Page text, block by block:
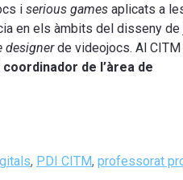
i serious games aplicats a
en els àmbits del disseny de
designerde videojocs. Al CITM
coordinador de l’àrea de
, PDI CITM, professorat